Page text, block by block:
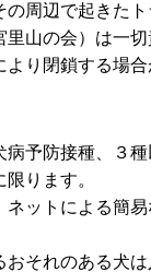
の周辺で起きた
山の会）は一切
り閉鎖する場
病予防接種、３
ります。
ットによる簡易
それのある犬は